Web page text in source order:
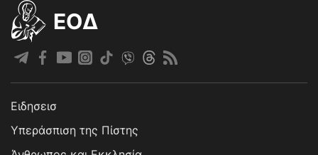
EOΔ
Ειδησεισ
Υπεράσπιση της Πίστης